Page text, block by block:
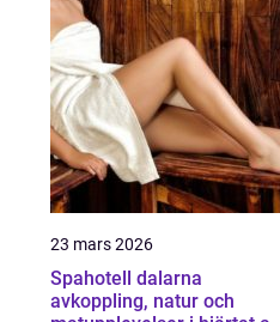
23 mars 2026
Spahotell dalarna
avkoppling, natur och